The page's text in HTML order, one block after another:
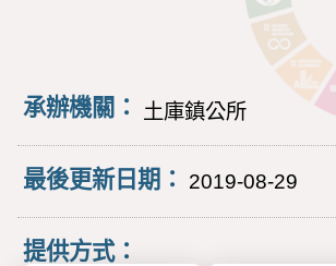
承辦機關： 土庫鎮公所
最後更新日期： 2019-08-29
提供方式：